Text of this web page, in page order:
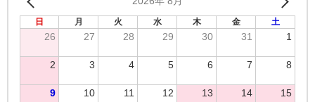
日 月 火 水 木 金 土
26 27 28 29 30 31 1
2 3 4 5 6 7 8
9 10 11 12 13 14 15